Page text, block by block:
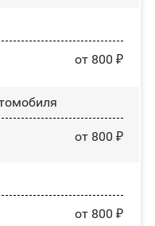
от 800 ₽
от 800 ₽
от 800 ₽